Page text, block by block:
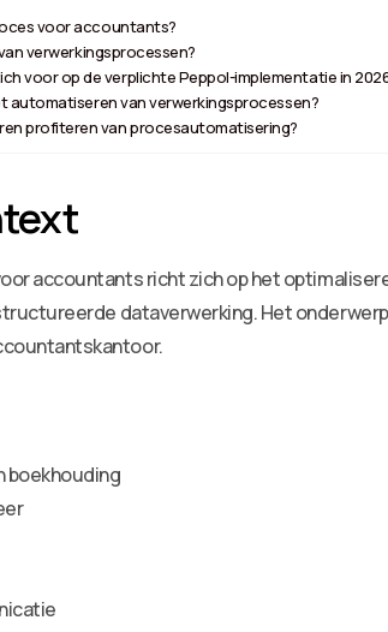
voor accountants?
verwerkingsprocessen?
voor op de verplichte Peppol-implementatie in
automatiseren van verwerkingsprocessen?
profiteren van procesautomatisering?
accountants richt zich op het
dataverwerking. Het
boekhouding